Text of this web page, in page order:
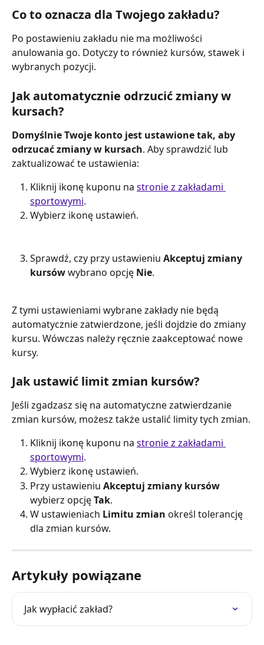
Co to oznacza dla Twojego zakładu?
Po postawieniu zakładu nie ma możliwości
anulowania go. Dotyczy to również kursów, stawek i
wybranych pozycji.
Jak automatycznie odrzucić zmiany w
kursach?
Domyślnie Twoje konto jest ustawione tak, aby
odrzucać zmiany w kursach. Aby sprawdzić lub
zaktualizować te ustawienia:
Kliknij ikonę kuponu na stronie z zakładami
sportowymi.
Wybierz ikonę ustawień.
Sprawdź, czy przy ustawieniu Akceptuj zmiany
kursów wybrano opcję Nie.
Z tymi ustawieniami wybrane zakłady nie będą
automatycznie zatwierdzone, jeśli dojdzie do zmiany
kursu. Wówczas należy ręcznie zaakceptować nowe
kursy.
Jak ustawić limit zmian kursów?
Jeśli zgadzasz się na automatyczne zatwierdzanie
zmian kursów, możesz także ustalić limity tych zmian.
Kliknij ikonę kuponu na stronie z zakładami
sportowymi.
Wybierz ikonę ustawień.
Przy ustawieniu Akceptuj zmiany kursów
wybierz opcję Tak.
W ustawieniach Limitu zmian określ tolerancję
dla zmian kursów.
Artykuły powiązane
Jak wypłacić zakład?